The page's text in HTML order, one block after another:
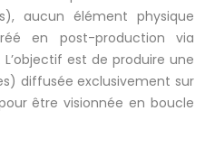
aucun élément physique
en post-production via
est de produire une
diffusée exclusivement sur
être visionnée en boucle